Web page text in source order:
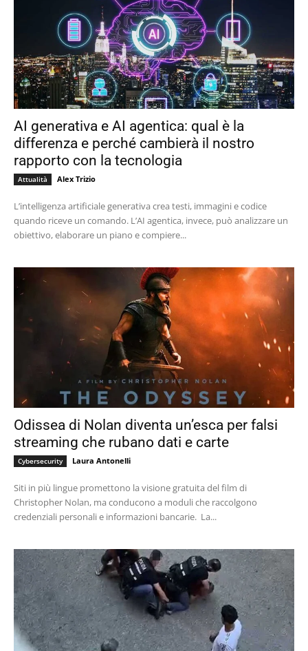
AI generativa e AI agentica: qual è la
differenza e perché cambierà il nostro
rapporto con la tecnologia
Attualità Alex Trizio
L’intelligenza artificiale generativa crea testi, immagini e codice
quando riceve un comando. L’AI agentica, invece, può analizzare un
obiettivo, elaborare un piano e compiere...
Odissea di Nolan diventa un’esca per falsi
streaming che rubano dati e carte
Cybersecurity Laura Antonelli
Siti in più lingue promettono la visione gratuita del film di
Christopher Nolan, ma conducono a moduli che raccolgono
credenziali personali e informazioni bancarie. La...